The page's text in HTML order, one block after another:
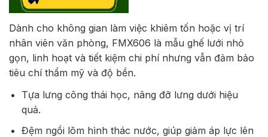
Dành cho không gian làm việc khiêm tốn hoặc vị trí
nhân viên văn phòng, FMX606 là mẫu ghế lưới nhỏ
gọn, linh hoạt và tiết kiệm chi phí nhưng vẫn đảm bảo
tiêu chí thẩm mỹ và độ bền.
Tựa lưng công thái học, nâng đỡ lưng dưới hiệu
quả.
Đệm ngồi lõm hình thác nước, giúp giảm áp lực lên